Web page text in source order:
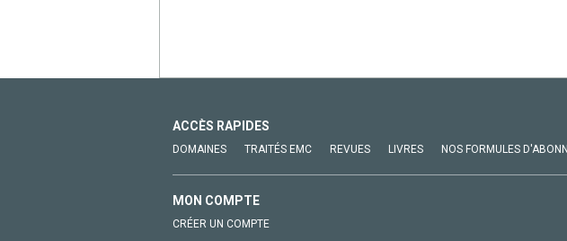
ACCÈS RAPIDES
DOMAINES TRAITÉS EMC REVUES LIVRES NOS FORMULES
MON COMPTE
CRÉER UN COMPTE